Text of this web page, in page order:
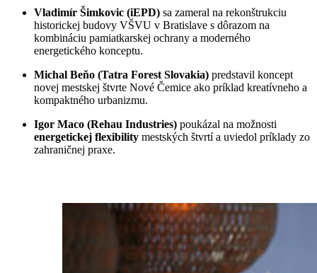
Vladimír Šimkovic (iEPD) sa zameral na rekonštrukciu
historickej budovy VŠVU v Bratislave s dôrazom na
kombináciu pamiatkarskej ochrany a moderného
energetického konceptu.
Michal Beňo (Tatra Forest Slovakia) predstavil koncept
novej mestskej štvrte Nové Čemice ako príklad kreatívneho a
kompaktného urbanizmu.
Igor Maco (Rehau Industries) poukázal na možnosti
energetickej flexibility mestských štvrtí a uviedol príklady zo
zahraničnej praxe.